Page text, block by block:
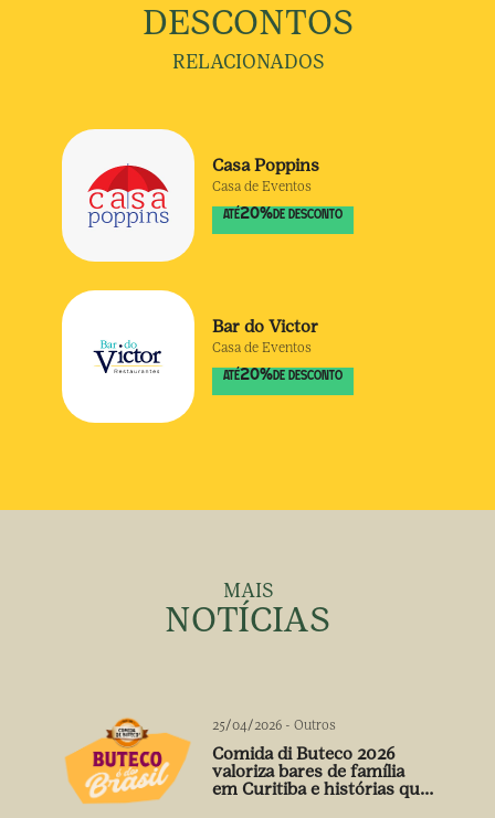
DESCONTOS
RELACIONADOS
Casa Poppins
Casa de Eventos
ATÉ20% DE DESCONTO
Bar do Victor
Casa de Eventos
ATÉ20% DE DESCONTO
MAIS
NOTÍCIAS
25/04/2026 - Outros
Comida di Buteco 2026
valoriza bares de família
em Curitiba e histórias que